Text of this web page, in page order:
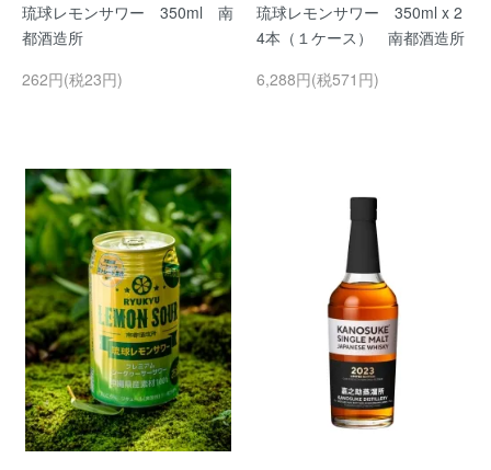
琉球レモンサワー 350ml 南
都酒造所
262円(税23円)
琉球レモンサワー 350ml x 2
4本（１ケース） 南都酒造所
6,288円(税571円)